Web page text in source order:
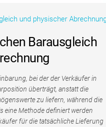
und physischer
Barausgleich
bei der der Verkäufer in
überträgt, anstatt die
zu liefern, während die
eine Methode definiert werden
für die tatsächliche Lieferung